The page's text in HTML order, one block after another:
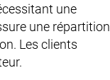
une
une répartition
Les clients